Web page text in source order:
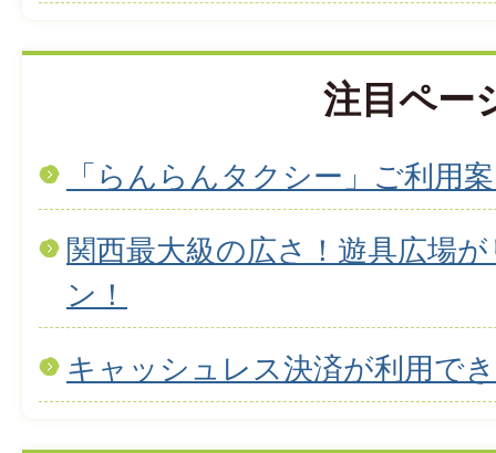
注目ペー
「らんらんタクシー」ご利用
関西最大級の広さ！遊具広場
ン！
キャッシュレス決済が利用で